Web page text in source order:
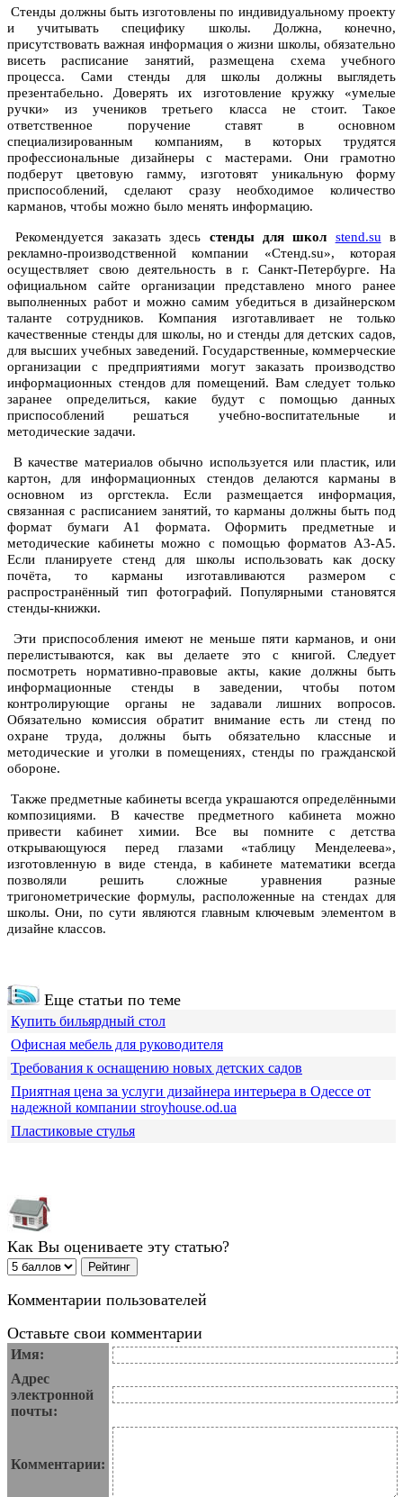
Стенды должны быть изготовлены по индивидуальному проекту
и учитывать специфику школы. Должна, конечно,
присутствовать важная информация о жизни школы, обязательно
висеть расписание занятий, размещена схема учебного
процесса. Сами стенды для школы должны выглядеть
презентабельно. Доверять их изготовление кружку «умелые
ручки» из учеников третьего класса не стоит. Такое
ответственное поручение ставят в основном
специализированным компаниям, в которых трудятся
профессиональные дизайнеры с мастерами. Они грамотно
подберут цветовую гамму, изготовят уникальную форму
приспособлений, сделают сразу необходимое количество
карманов, чтобы можно было менять информацию.
Рекомендуется заказать здесь стенды для школ stend.su в
рекламно-производственной компании «Стенд.su», которая
осуществляет свою деятельность в г. Санкт-Петербурге. На
официальном сайте организации представлено много ранее
выполненных работ и можно самим убедиться в дизайнерском
таланте сотрудников. Компания изготавливает не только
качественные стенды для школы, но и стенды для детских садов,
для высших учебных заведений. Государственные, коммерческие
организации с предприятиями могут заказать производство
информационных стендов для помещений. Вам следует только
заранее определиться, какие будут с помощью данных
приспособлений решаться учебно-воспитательные и
методические задачи.
В качестве материалов обычно используется или пластик, или
картон, для информационных стендов делаются карманы в
основном из оргстекла. Если размещается информация,
связанная с расписанием занятий, то карманы должны быть под
формат бумаги А1 формата. Оформить предметные и
методические кабинеты можно с помощью форматов А3-А5.
Если планируете стенд для школы использовать как доску
почёта, то карманы изготавливаются размером с
распространённый тип фотографий. Популярными становятся
стенды-книжки.
Эти приспособления имеют не меньше пяти карманов, и они
перелистываются, как вы делаете это с книгой. Следует
посмотреть нормативно-правовые акты, какие должны быть
информационные стенды в заведении, чтобы потом
контролирующие органы не задавали лишних вопросов.
Обязательно комиссия обратит внимание есть ли стенд по
охране труда, должны быть обязательно классные и
методические и уголки в помещениях, стенды по гражданской
обороне.
Также предметные кабинеты всегда украшаются определёнными
композициями. В качестве предметного кабинета можно
привести кабинет химии. Все вы помните с детства
открывающуюся перед глазами «таблицу Менделеева»,
изготовленную в виде стенда, в кабинете математики всегда
позволяли решить сложные уравнения разные
тригонометрические формулы, расположенные на стендах для
школы. Они, по сути являются главным ключевым элементом в
дизайне классов.
Еще статьи по теме
Купить бильярдный стол
Офисная мебель для руководителя
Требования к оснащению новых детских садов
Приятная цена за услуги дизайнера интерьера в Одессе от
надежной компании stroyhouse.od.ua
Пластиковые стулья
Как Вы оцениваете эту статью?
Комментарии пользователей
Оставьте свои комментарии
Имя:
Адрес
электронной
почты:
Комментарии: